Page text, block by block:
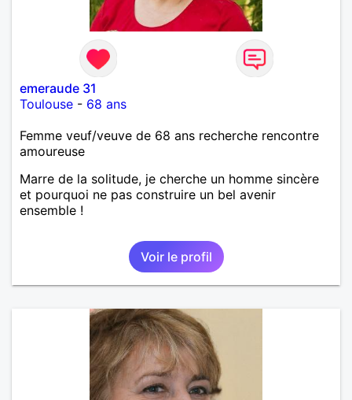
emeraude 31
Toulouse - 68 ans
Femme veuf/veuve de 68 ans recherche rencontre
amoureuse
Marre de la solitude, je cherche un homme sincère
et pourquoi ne pas construire un bel avenir
ensemble !
Voir le profil